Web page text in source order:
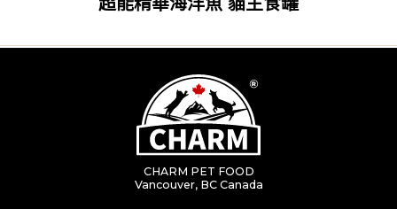
CHARM PET FOOD
Vancouver, BC Canada